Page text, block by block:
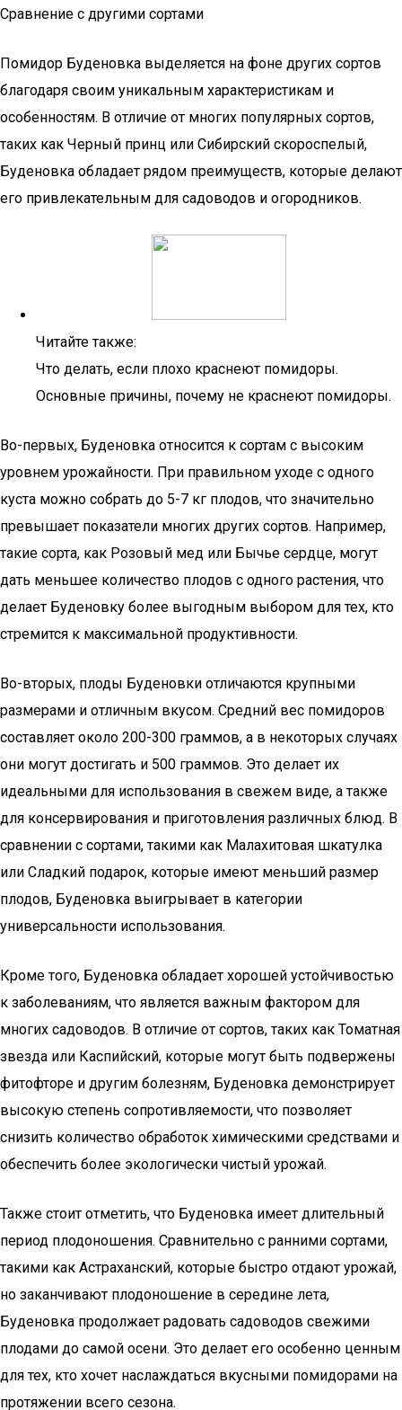
Сравнение с другими сортами
Помидор Буденовка выделяется на фоне других сортов
благодаря своим уникальным характеристикам и
особенностям. В отличие от многих популярных сортов,
таких как Черный принц или Сибирский скороспелый,
Буденовка обладает рядом преимуществ, которые делают
его привлекательным для садоводов и огородников.
Читайте также:
Что делать, если плохо краснеют помидоры.
Основные причины, почему не краснеют помидоры.
Во-первых, Буденовка относится к сортам с высоким
уровнем урожайности. При правильном уходе с одного
куста можно собрать до 5-7 кг плодов, что значительно
превышает показатели многих других сортов. Например,
такие сорта, как Розовый мед или Бычье сердце, могут
дать меньшее количество плодов с одного растения, что
делает Буденовку более выгодным выбором для тех, кто
стремится к максимальной продуктивности.
Во-вторых, плоды Буденовки отличаются крупными
размерами и отличным вкусом. Средний вес помидоров
составляет около 200-300 граммов, а в некоторых случаях
они могут достигать и 500 граммов. Это делает их
идеальными для использования в свежем виде, а также
для консервирования и приготовления различных блюд. В
сравнении с сортами, такими как Малахитовая шкатулка
или Сладкий подарок, которые имеют меньший размер
плодов, Буденовка выигрывает в категории
универсальности использования.
Кроме того, Буденовка обладает хорошей устойчивостью
к заболеваниям, что является важным фактором для
многих садоводов. В отличие от сортов, таких как Томатная
звезда или Каспийский, которые могут быть подвержены
фитофторе и другим болезням, Буденовка демонстрирует
высокую степень сопротивляемости, что позволяет
снизить количество обработок химическими средствами и
обеспечить более экологически чистый урожай.
Также стоит отметить, что Буденовка имеет длительный
период плодоношения. Сравнительно с ранними сортами,
такими как Астраханский, которые быстро отдают урожай,
но заканчивают плодоношение в середине лета,
Буденовка продолжает радовать садоводов свежими
плодами до самой осени. Это делает его особенно ценным
для тех, кто хочет наслаждаться вкусными помидорами на
протяжении всего сезона.